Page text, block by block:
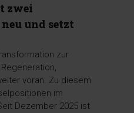
zwei
und setzt
zur
voran. Zu diesem
im
Dezember 2025 ist